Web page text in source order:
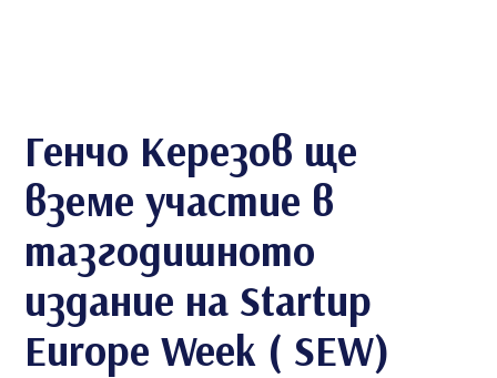
Генчо Керезов ще
вземе участие в
тазгодишното
издание на Startup
Europe Week ( SEW)